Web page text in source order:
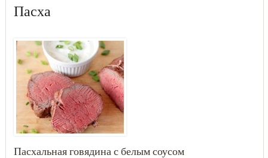
Пасха
Пасхальная говядина с белым соусом